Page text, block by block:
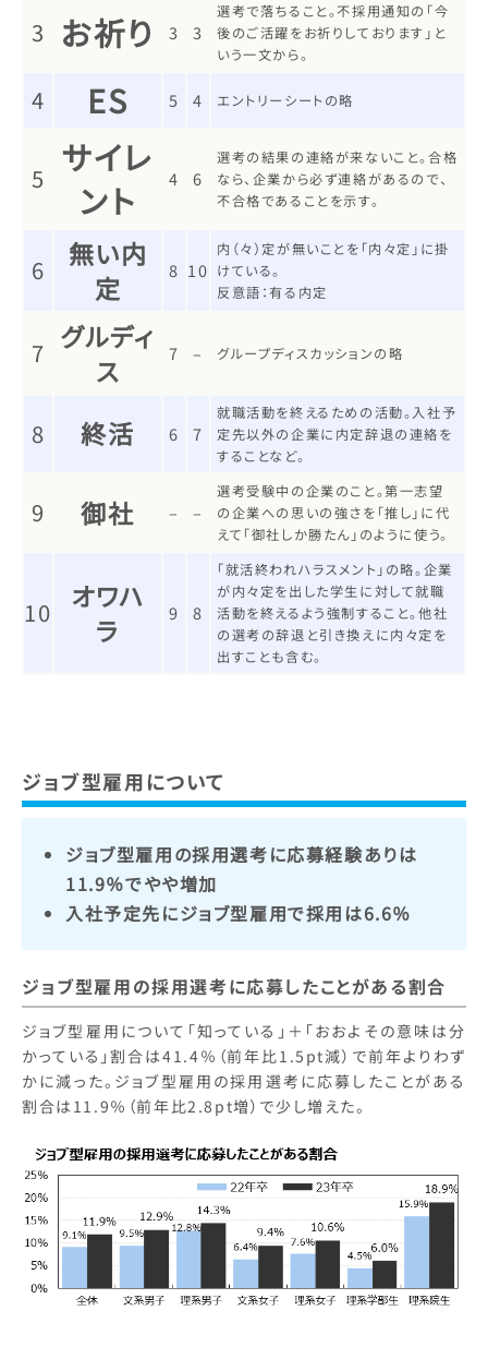
3 お祈り 3 3
選考で落ちること。不採用通知の「今
後のご活躍をお祈りしております」と
いう一文から。
4 ES 5 4 エントリーシートの略
5
サイレ
ント
4 6
選考の結果の連絡が来ないこと。合格
なら、企業から必ず連絡があるので、
不合格であることを示す。
6
無い内
定
8 10
内（々）定が無いことを「内々定」に掛
けている。
反意語：有る内定
7 グルディ
ス
7 – グループディスカッションの略
8 終活 6 7
就職活動を終えるための活動。入社予
定先以外の企業に内定辞退の連絡を
することなど。
9 御社 – –
選考受験中の企業のこと。第一志望
の企業への思いの強さを「推し」に代
えて「御社しか勝たん」のように使う。
10
オワハ
ラ
9 8
「就活終われハラスメント」の略。企業
が内々定を出した学生に対して就職
活動を終えるよう強制すること。他社
の選考の辞退と引き換えに内々定を
出すことも含む。
ジョブ型雇用について
ジョブ型雇用の採用選考に応募経験ありは
11.9％でやや増加
入社予定先にジョブ型雇用で採用は6.6％
ジョブ型雇用の採用選考に応募したことがある割合
ジョブ型雇用について「知っている」＋「おおよその意味は分
かっている」割合は41.4％（前年比1.5pt減）で前年よりわず
かに減った。ジョブ型雇用の採用選考に応募したことがある
割合は11.9％（前年比2.8pt増）で少し増えた。